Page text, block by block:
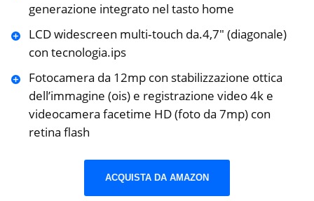
generazione integrato nel tasto home
LCD widescreen multi‑touch da.4,7″ (diagonale)
con tecnologia.ips
Fotocamera da 12mp con stabilizzazione ottica
dell’immagine (ois) e registrazione video 4k e
videocamera facetime HD (foto da 7mp) con
retina flash
ACQUISTA DA AMAZON